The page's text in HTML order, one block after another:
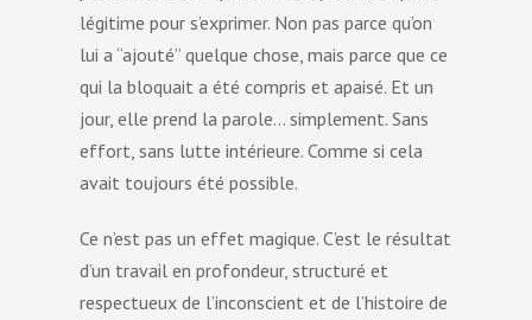
légitime pour s’exprimer. Non pas parce qu’on
lui a “ajouté” quelque chose, mais parce que ce
qui la bloquait a été compris et apaisé. Et un
jour, elle prend la parole… simplement. Sans
effort, sans lutte intérieure. Comme si cela
avait toujours été possible.
Ce n’est pas un effet magique. C’est le résultat
d’un travail en profondeur, structuré et
respectueux de l’inconscient et de l’histoire de